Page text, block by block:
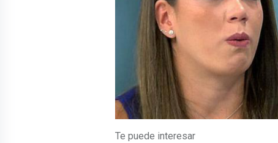
Te puede interesar